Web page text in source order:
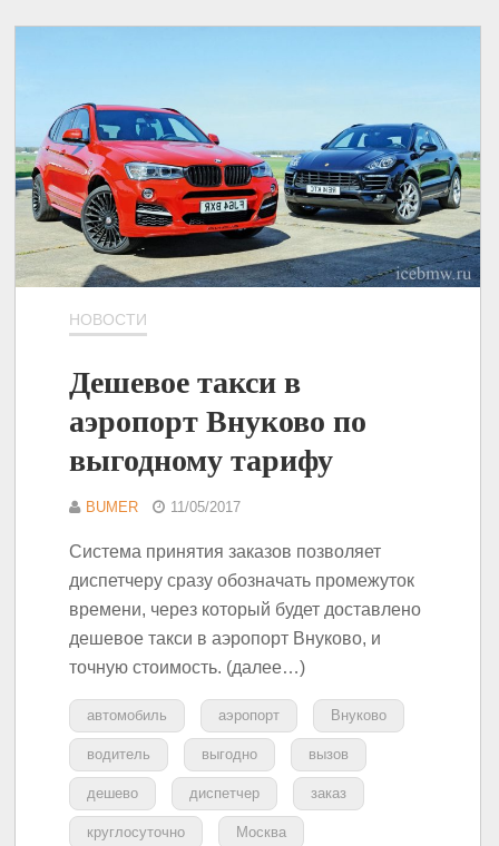
НОВОСТИ
Дешевое такси в
аэропорт Внуково по
выгодному тарифу
BUMER 11/05/2017
Система принятия заказов позволяет
диспетчеру сразу обозначать промежуток
времени, через который будет доставлено
дешевое такси в аэропорт Внуково, и
точную стоимость. (далее…)
автомобиль аэропорт Внуково
водитель выгодно вызов
дешево диспетчер заказ
круглосуточно Москва